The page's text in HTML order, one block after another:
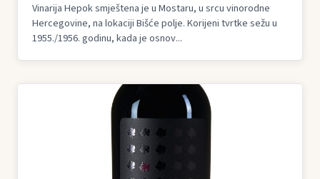
Vinarija Hepok smještena je u Mostaru, u srcu vinorodne
Hercegovine, na lokaciji Bišće polje. Korijeni tvrtke sežu u
1955./1956. godinu, kada je osnov...